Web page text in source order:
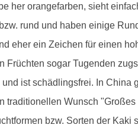
her orangefarben, sieht
rund und haben einige
eher ein Zeichen für einen
sogar Tugenden
ist schädlingsfrei. In China
Wunsch
bzw. Sorten der